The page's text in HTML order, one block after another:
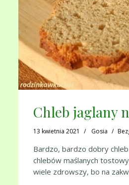
Chleb jaglany
13 kwietnia 2021 Gosia
Bardzo, bardzo dobry
chlebów maślanych
wiele zdrowszy, bo na